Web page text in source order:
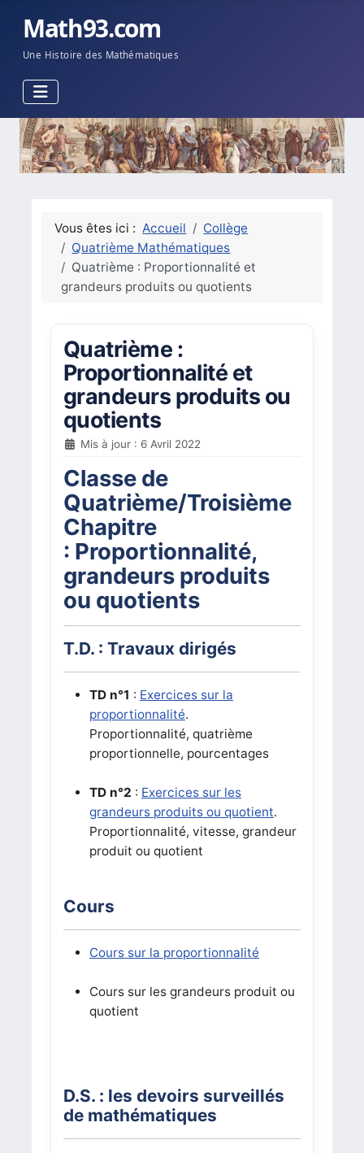
Math93.com
Une Histoire des Mathématiques
Vous êtes ici : Accueil
Collège
Quatrième Mathématiques
Quatrième : Proportionnalité et
grandeurs produits ou quotients
Quatrième :
Proportionnalité et
grandeurs produits ou
quotients
Mis à jour : 6 Avril 2022
Classe de
Quatrième/Troisième
Chapitre
: Proportionnalité,
grandeurs produits
ou quotients
T.D. : Travaux dirigés
TD n°1 : Exercices sur la
proportionnalité.
Proportionnalité, quatrième
proportionnelle, pourcentages
TD n°2 : Exercices sur les
grandeurs produits ou quotient.
Proportionnalité, vitesse, grandeur
produit ou quotient
Cours
Cours sur la proportionnalité
Cours sur les grandeurs produit ou
quotient
D.S. : les devoirs surveillés
de mathématiques